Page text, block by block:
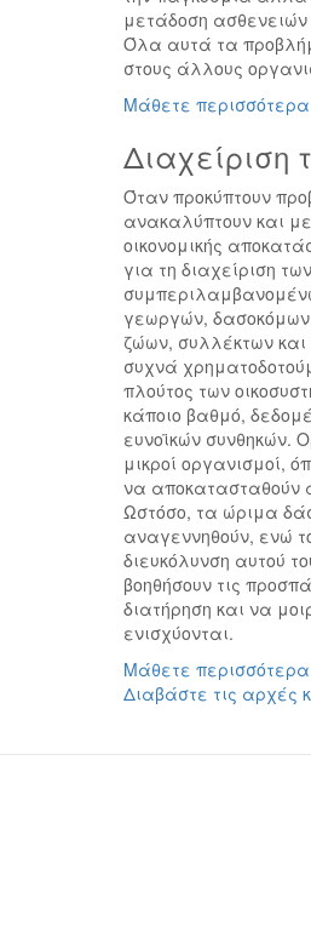
μετάδοση ασθενειών
Όλα αυτά τα
στους άλλους
Μάθετε
Διαχείριση
Όταν προκύπτουν
ανακαλύπτουν και
οικονομικής
για τη διαχείριση
γεωργών,
ζώων, συλλέκτων και
συχνά
πλούτος των
κάποιο βαθμό,
ευνοϊκών συνθηκών.
μικροί οργανισμοί,
να αποκατασταθούν
Ωστόσο, τα ώριμα
αναγεννηθούν, ενώ
διευκόλυνση αυτού
βοηθήσουν τις
διατήρηση και να
ενισχύονται.
Μάθετε
Διαβάστε τις αρχές